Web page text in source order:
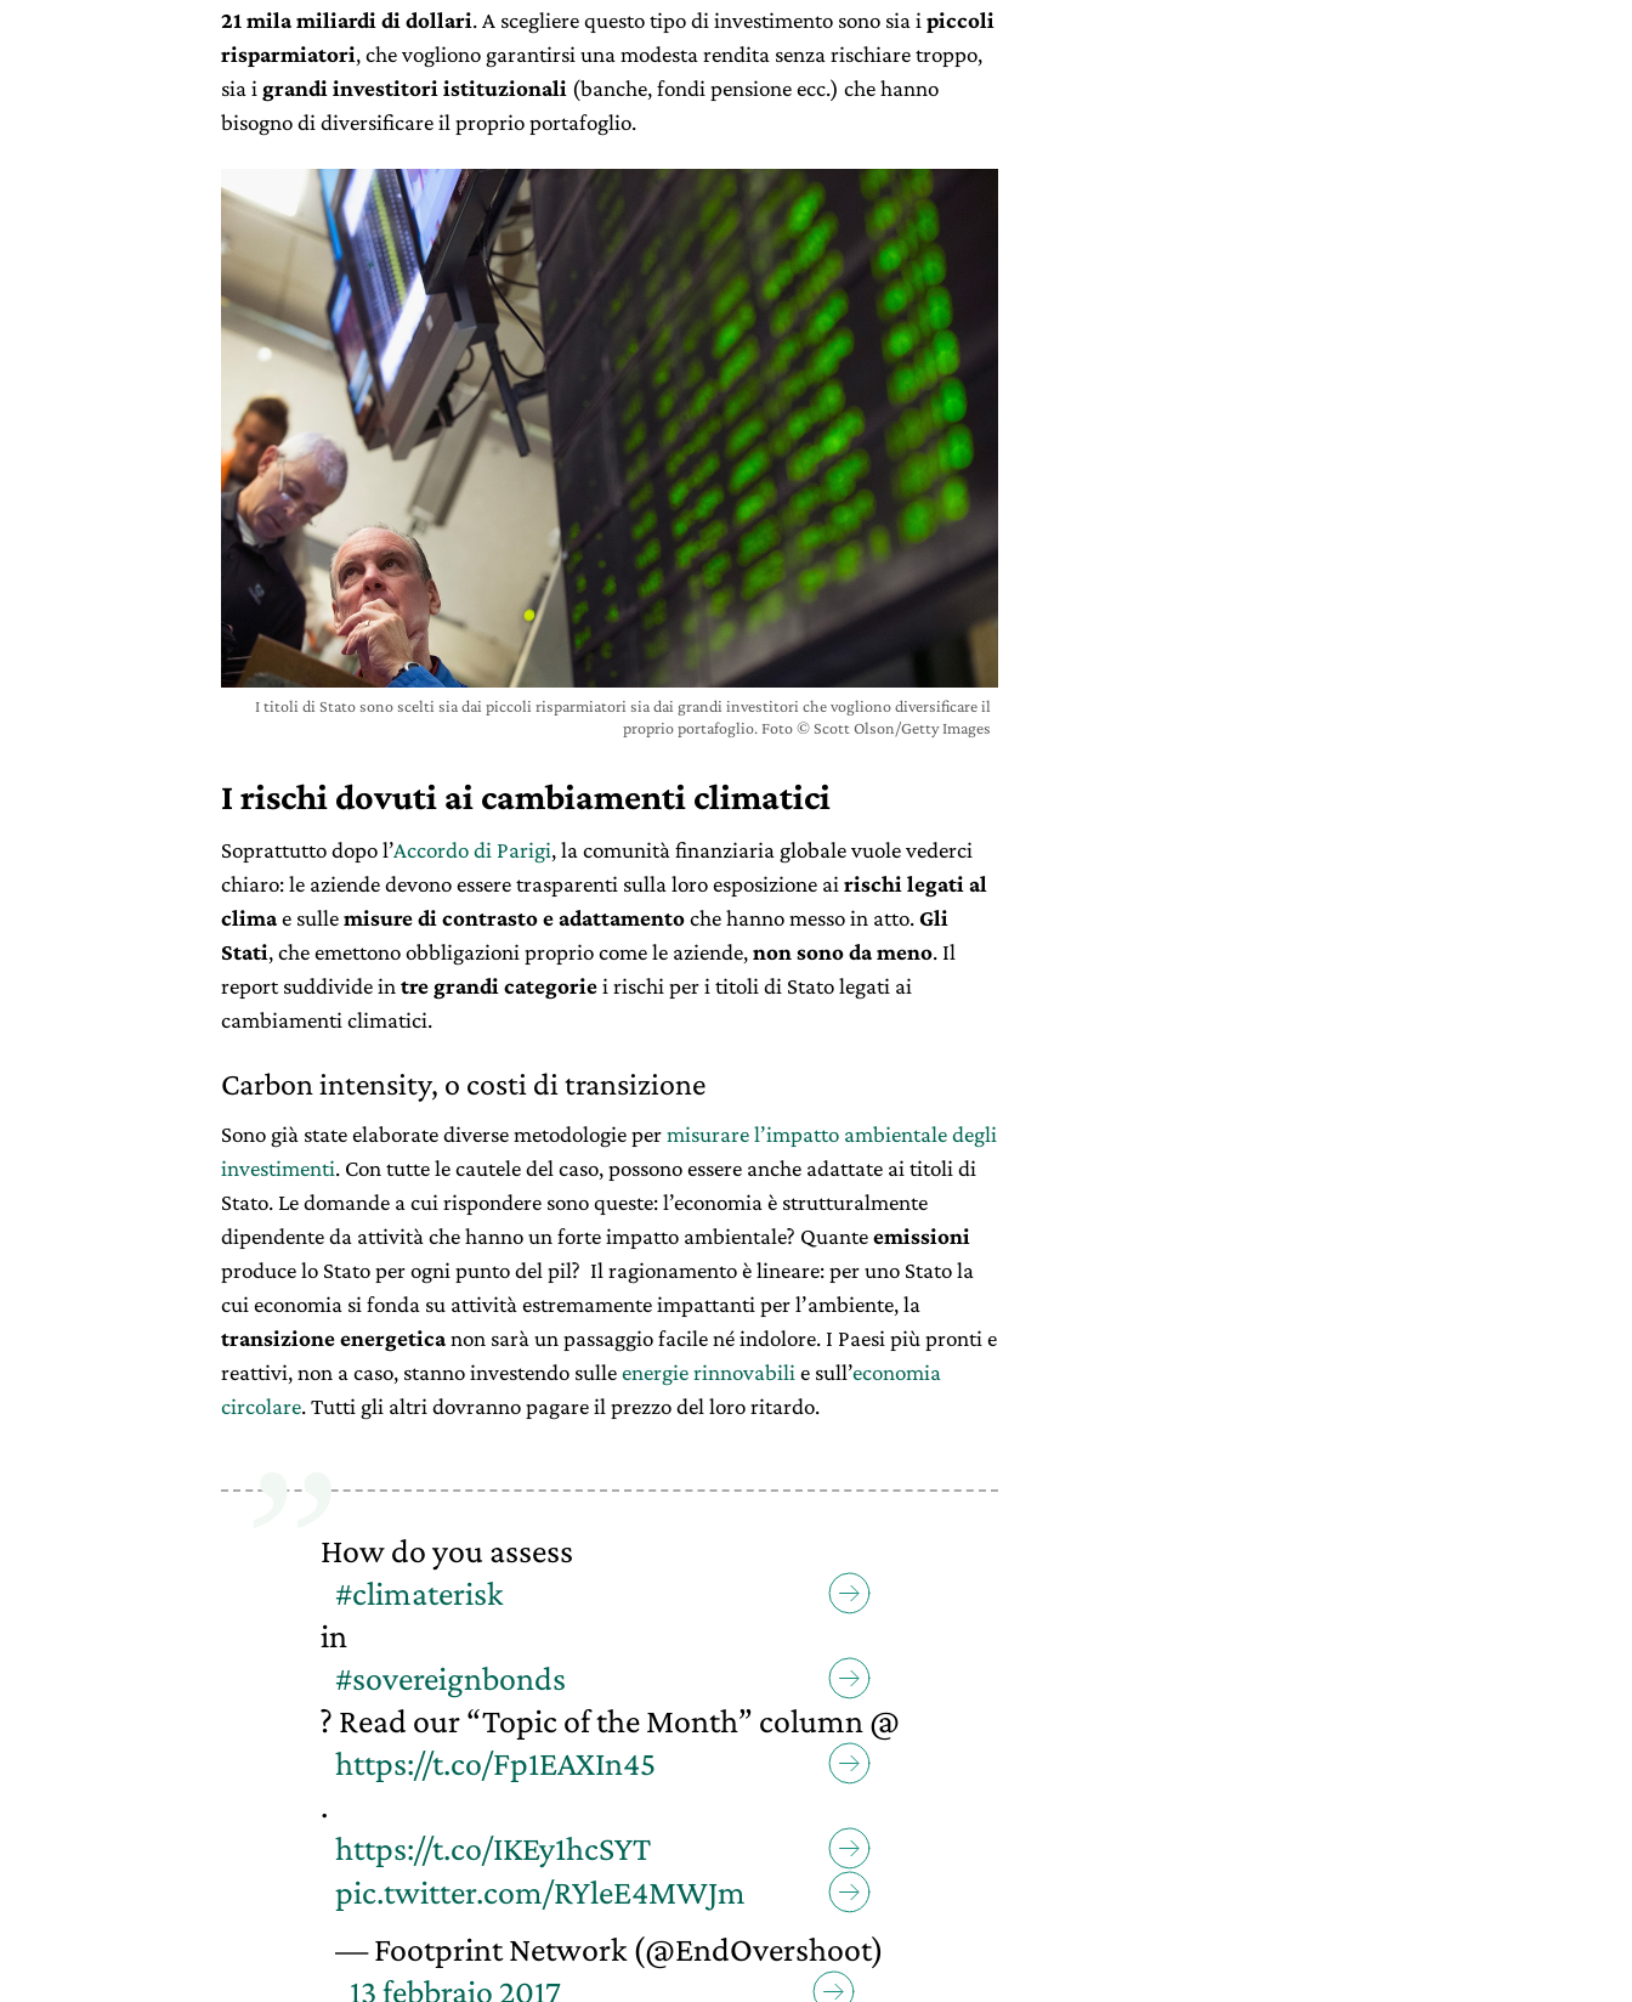
21 mila miliardi di dollari. A scegliere questo tipo di investimento sono sia i piccoli
risparmiatori, che vogliono garantirsi una modesta rendita senza rischiare troppo,
sia i grandi investitori istituzionali (banche, fondi pensione ecc.) che hanno
bisogno di diversificare il proprio portafoglio.
I titoli di Stato sono scelti sia dai piccoli risparmiatori sia dai grandi investitori che vogliono diversificare il
proprio portafoglio. Foto © Scott Olson/Getty Images
I rischi dovuti ai cambiamenti climatici
Soprattutto dopo l’Accordo di Parigi, la comunità finanziaria globale vuole vederci
chiaro: le aziende devono essere trasparenti sulla loro esposizione ai rischi legati al
climae sullemisure di contrasto e adattamentoche hanno messo in atto.Gli
Stati, che emettono obbligazioni proprio come le aziende,non sono da meno. Il
report suddivide in tre grandi categoriei rischi per i titoli di Stato legati ai
cambiamenti climatici.
Carbon intensity, o costi di transizione
Sono già state elaborate diverse metodologie permisurare l’impatto ambientale degli
investimenti. Con tutte le cautele del caso, possono essere anche adattate ai titoli di
Stato. Le domande a cui rispondere sono queste: l’economia è strutturalmente
dipendente da attività che hanno un forte impatto ambientale? Quanteemissioni
produce lo Stato per ogni punto del pil? Il ragionamento è lineare: per uno Stato la
cui economia si fonda su attività estremamente impattanti per l’ambiente, la
transizione energeticanon sarà un passaggio facile né indolore. I Paesi più pronti e
reattivi, non a caso, stanno investendo sulleenergie rinnovabili e sull’economia
circolare. Tutti gli altri dovranno pagare il prezzo del loro ritardo.
How do you assess
#climaterisk
in
#sovereignbonds
? Read our “Topic of the Month” column @
https://t.co/Fp1EAXIn45
.
https://t.co/IKEy1hcSYT
pic.twitter.com/RYleE4MWJm
— Footprint Network (@EndOvershoot)
13 febbraio 2017